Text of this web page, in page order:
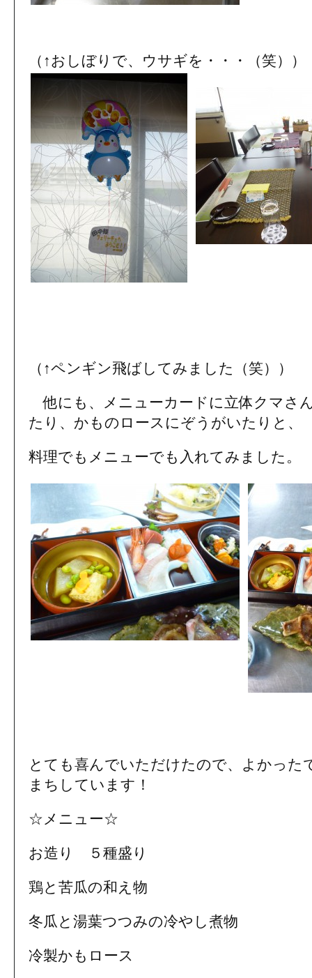
（↑おしぼりで、ウサギを・・・（笑））
（↑ペンギン飛ばしてみました（笑））
他にも、メニューカードに立体クマさ
たり、かものロースにぞうがいたりと、
料理でもメニューでも入れてみました。
とても喜んでいただけたので、よかった
まちしています！
☆メニュー☆
お造り ５種盛り
鶏と苦瓜の和え物
冬瓜と湯葉つつみの冷やし煮物
冷製かもロース